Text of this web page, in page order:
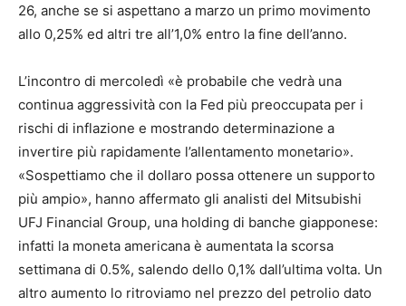
26, anche se si aspettano a marzo un primo movimento
allo 0,25% ed altri tre all’1,0% entro la fine dell’anno.
L’incontro di mercoledì «è probabile che vedrà una
continua aggressività con la Fed più preoccupata per i
rischi di inflazione e mostrando determinazione a
invertire più rapidamente l’allentamento monetario».
«Sospettiamo che il dollaro possa ottenere un supporto
più ampio», hanno affermato gli analisti del Mitsubishi
UFJ Financial Group, una holding di banche giapponese:
infatti la moneta americana è aumentata la scorsa
settimana di 0.5%, salendo dello 0,1% dall’ultima volta. Un
altro aumento lo ritroviamo nel prezzo del petrolio dato